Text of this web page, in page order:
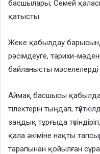
басшылары, Семей
қатысты.
Жеке қабылдау
рәсімдеуге, тарихи-
байланысты мәселелерді
Аймақ басшысы
тілектерін тыңдап,
заңдық тұрғыда
қала әкіміне нақты
тарапынан қойылған